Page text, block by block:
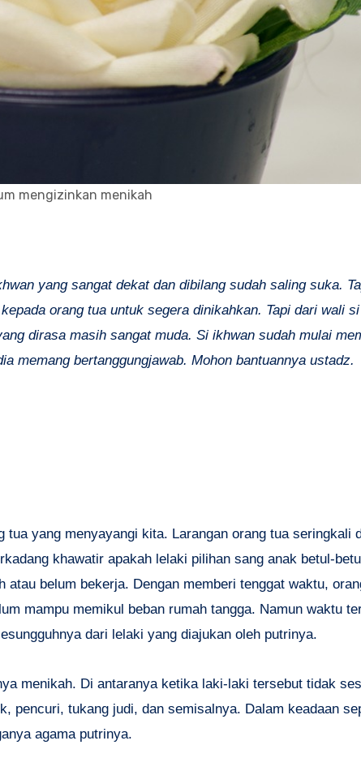
mengizinkan menikah
yang sangat dekat dan dibilang sudah saling suka.
orang tua untuk segera dinikahkan. Tapi dari wali
dirasa masih sangat muda. Si ikhwan sudah mulai
memang bertanggungjawab. Mohon bantuannya ustadz.
yang menyayangi kita. Larangan orang tua seringkali
khawatir apakah lelaki pilihan sang anak betul-
belum bekerja. Dengan memberi tenggat waktu,
mampu memikul beban rumah tangga. Namun waktu
dari lelaki yang diajukan oleh putrinya.
menikah. Di antaranya ketika laki-laki tersebut tidak
pencuri, tukang judi, dan semisalnya. Dalam keadaan
agama putrinya.